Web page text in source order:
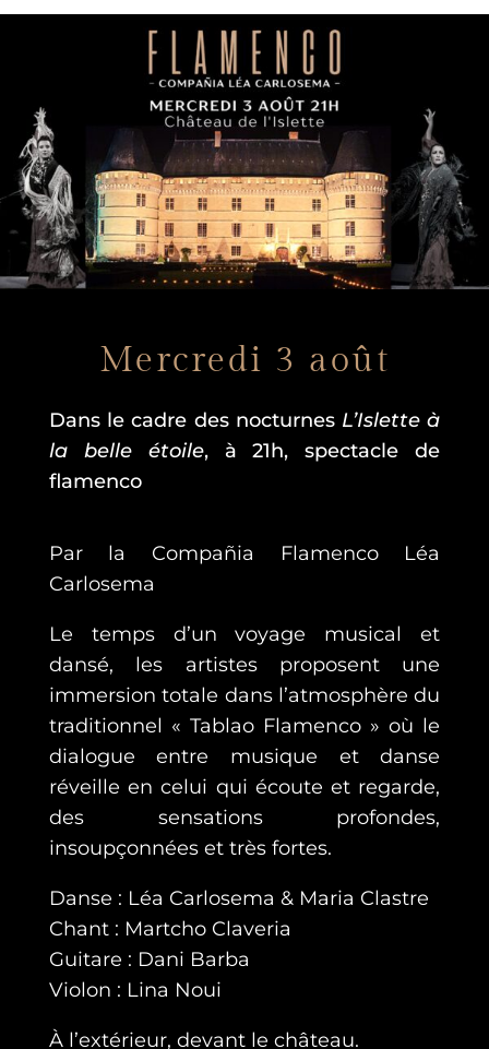
Mercredi 3 août
Dans le cadre des nocturnes L’Islette à
la belle étoile, à 21h, spectacle de
flamenco
Par la Compañia Flamenco Léa
Carlosema
Le temps d’un voyage musical et
dansé, les artistes proposent une
immersion totale dans l’atmosphère du
traditionnel « Tablao Flamenco » où le
dialogue entre musique et danse
réveille en celui qui écoute et regarde,
des sensations profondes,
insoupçonnées et très fortes.
Danse : Léa Carlosema & Maria Clastre
Chant : Martcho Claveria
Guitare : Dani Barba
Violon : Lina Noui
À l’extérieur, devant le château.